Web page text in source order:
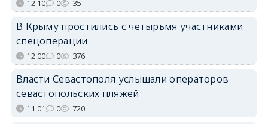
12:10 0 35
В Крыму простились с четырьмя участниками
спецоперации
12:00 0 376
Власти Севастополя услышали операторов
севастопольских пляжей
11:01 0 720